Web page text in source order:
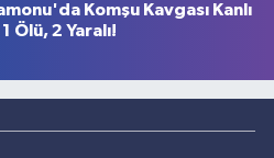
Komşu Kavgası Kanlı
Ölü, 2 Yaralı!